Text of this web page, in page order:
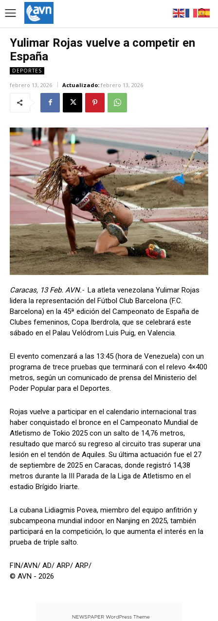
Yulimar Rojas vuelve a competir en
España
DEPORTES
febrero 13, 2026 Actualizado: febrero 13, 2026
Caracas, 13 Feb. AVN.- La atleta venezolana Yulimar Rojas
lidera la representación del Fútbol Club Barcelona (F.C.
Barcelona) en la 45ª edición del Campeonato de España de
Clubes femeninos, Copa Iberdrola, que se celebrará este
sábado en el Palau Velódrom Luis Puig, en Valencia.
El evento comenzará a las 13:45 (hora de Venezuela) con un
programa de trece pruebas que terminará con el relevo 4×400
metros, según un comunicado de prensa del Ministerio del
Poder Popular para el Deportes.
Rojas vuelve a participar en el calendario internacional tras
haber conquistado el bronce en el Campeonato Mundial de
Atletismo de Tokio 2025 con un salto de 14,76 metros,
resultado que marcó su regreso al circuito tras superar una
lesión en el tendón de Aquiles. Su última actuación fue el 27
de septiembre de 2025 en Caracas, donde registró 14,38
metros durante la III Parada de la Liga de Atletismo en el
estadio Brígido Iriarte.
La cubana Lidiagmis Povea, miembro del equipo anfitrión y
subcampeona mundial indoor en Nanjing en 2025, también
participará en la competición, lo que aumenta el interés en la
prueba de triple salto.
FIN/AVN/ AD/ ARP/ ARP/
© AVN - 2026